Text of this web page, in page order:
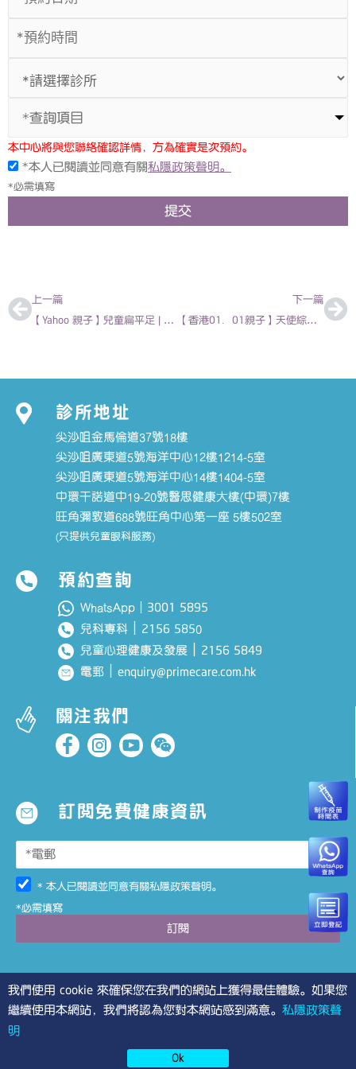
我們使用 cookie 來確保您在我們的網站上獲得最佳體驗。如果您
繼續使用本網站，我們將認為您對本網站感到滿意。 私隱政策聲
明
Ok
*查詢項目
本中心將與您聯絡確認詳情，方為確實是次預約。
*本人已閱讀並同意有關私隱政策聲明。
*必需填寫
提交
上一篇
【Yahoo 親子】兒童扁平足 | 大部分扁平足隨發育改善 5種情況下要求醫 | 兒科專科醫生徐傑醫生 | 2024-04-04
下一篇
【香港01．01親子】天使綜合症 | 8大天使綜合症症狀/患病率/黃金治療期 | 兒科專科醫生陳欣永醫生 | 2024-06-18
診所地址
尖沙咀金馬倫道37號18樓
尖沙咀廣東道5號海洋中心12樓1214-5室
尖沙咀廣東道5號海洋中心14樓1404-5室
中環干諾道中19-20號醫思健康大樓(中環)7樓
旺角彌敦道688號旺角中心第一座 5樓502室
(只提供兒童眼科服務)
預約查詢
WhatsApp｜ 3001 5895
兒科專科 2156 5850
兒童心理健康及發展
2156 5849
電郵 ｜enquiry@primecare.com.hk
關注我們
訂閱免費健康資訊
* 本人已閱讀並同意有關私隱政策聲明。
*必需填寫
©2026 PRIMECARE